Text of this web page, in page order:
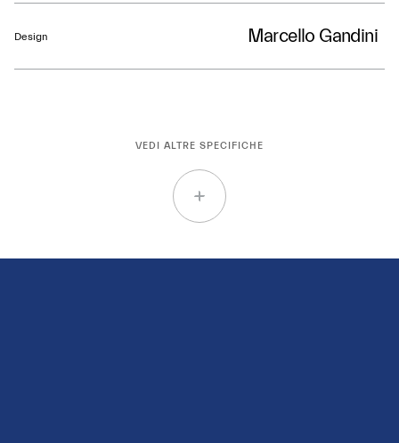
Design Marcello Gandini
VEDI ALTRE SPECIFICHE